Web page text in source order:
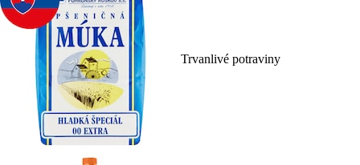
Trvanlivé potraviny